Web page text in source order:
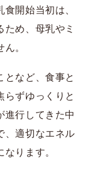
開始当初は、
め、母乳やミ
。
となど、食事と
らずゆっくりと
進行してきた中
、適切なエネル
ります。